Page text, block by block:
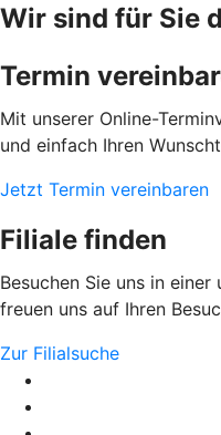
Wir sind für Sie
Termin
Mit unserer Online-
und einfach Ihren
Jetzt Termin vereinbaren
Filiale finden
Besuchen Sie uns in
freuen uns auf Ihren
Zur Filialsuche